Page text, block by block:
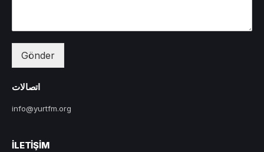
Gönder
اتصالات
info@yurtfm.org
İLETIŞIM